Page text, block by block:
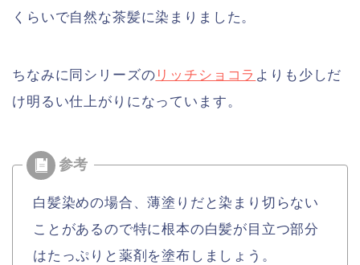
くらいで自然な茶髪に染まりました。
ちなみに同シリーズの リッチショコラ よりも少しだ
け明るい仕上がりになっています。
白髪染めの場合、薄塗りだと染まり切らない
ことがあるので特に根本の白髪が目立つ部分
はたっぷりと薬剤を塗布しましょう。